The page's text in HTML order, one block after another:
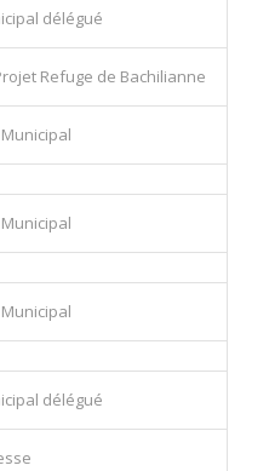
délégué
Refuge de Bachilianne
délégué